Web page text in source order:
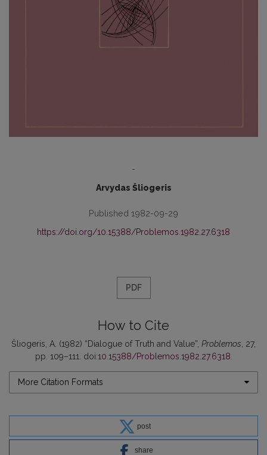
-
Arvydas Šliogeris
Published 1982-09-29
https://doi.org/10.15388/Problemos.1982.27.6318
PDF
How to Cite
Šliogeris, A. (1982) “Dialogue of Truth and Value”, Problemos , 27,
pp. 109–111. doi:10.15388/Problemos.1982.27.6318
More Citation Formats
post
share